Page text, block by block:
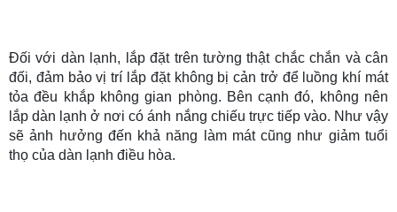
Đối với dàn lạnh, lắp đặt trên tường thật chắc chắn và cân
đối, đảm bảo vị trí lắp đặt không bị cản trở để luồng khí mát
tỏa đều khắp không gian phòng. Bên cạnh đó, không nên
lắp dàn lạnh ở nơi có ánh nắng chiếu trực tiếp vào. Như vậy
sẽ ảnh hưởng đến khả năng làm mát cũng như giảm tuổi
thọ của dàn lạnh điều hòa.